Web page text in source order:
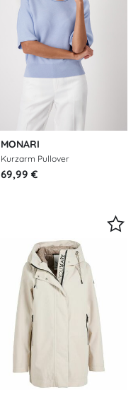
MONARI
Kurzarm Pullover
69,99 €